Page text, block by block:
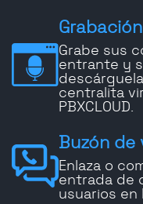
Grabación
Grabe sus
entrante y
centralita
PBXCLOUD.
Buzón de
Enlaza o
entrada de
usuarios en